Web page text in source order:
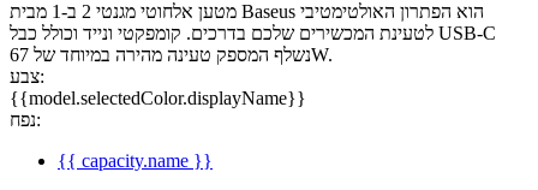
מטען אלחוטי מגנטי 2 ב-1 מבית Baseus הוא הפתרון האולטימטיבי
לטעינת המכשירים שלכם בדרכים. קומפקטי ונייד וכולל כבל USB-C
נשלף המספק טעינה מהירה במיוחד של 67W.
צבע:
{{model.selectedColor.displayName}}
נפח:
{{ capacity.name }}